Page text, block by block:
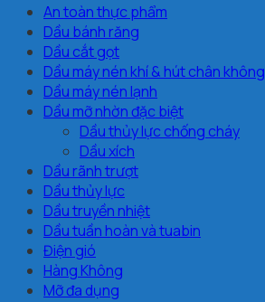
An toàn thực phẩm
Dầu bánh răng
Dầu cắt gọt
Dầu máy nén khí & hút chân không
Dầu máy nén lạnh
Dầu mỡ nhờn đặc biệt
Dầu thủy lực chống cháy
Dầu xích
Dầu rãnh trượt
Dầu thủy lực
Dầu truyền nhiệt
Dầu tuần hoàn và tuabin
Điện gió
Hàng Không
Mỡ đa dụng